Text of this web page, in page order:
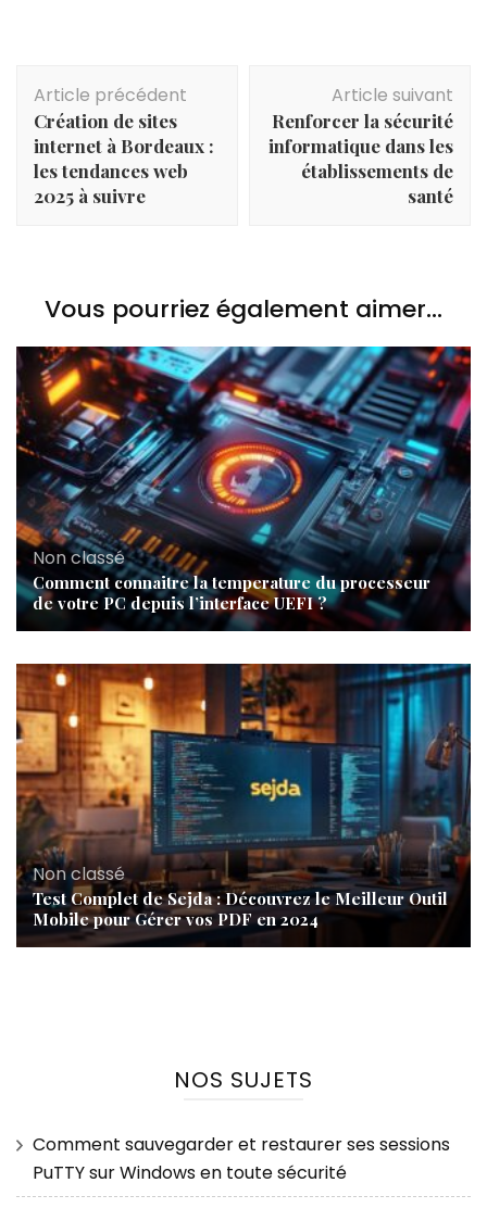
d'article
Article précédent
Création de sites
internet à Bordeaux :
les tendances web
2025 à suivre
Article suivant
Renforcer la sécurité
informatique dans les
établissements de
santé
Vous pourriez également aimer...
Non classé
Comment connaitre la temperature du processeur
de votre PC depuis l’interface UEFI ?
Non classé
Test Complet de Sejda : Découvrez le Meilleur Outil
Mobile pour Gérer vos PDF en 2024
NOS SUJETS
Comment sauvegarder et restaurer ses sessions
PuTTY sur Windows en toute sécurité